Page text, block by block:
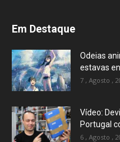
Em Destaque
Odeias
estavas
7 , Agosto ,
Vídeo:
Portugal
6 , Agosto ,